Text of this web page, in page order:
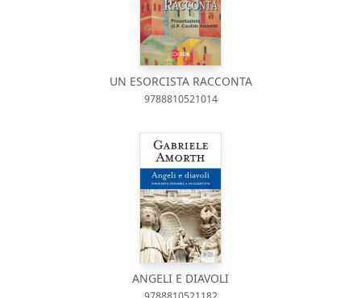
UN ESORCISTA RACCONTA
9788810521014
ANGELI E DIAVOLI